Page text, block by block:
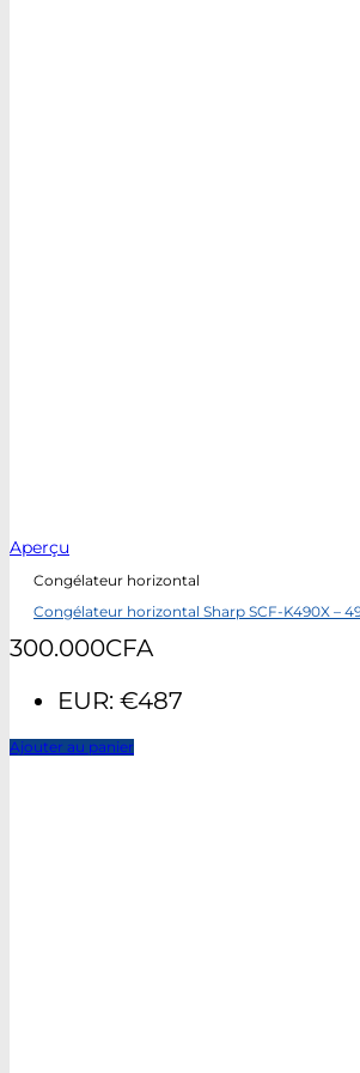
Aperçu
Congélateur horizontal
Congélateur horizontal Sharp SCF-K490X –
300.000CFA
EUR: €487
Ajouter au panier